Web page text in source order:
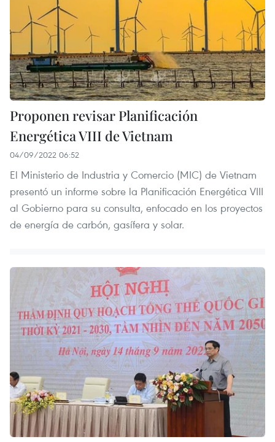
Proponen revisar Planificación
Energética VIII de Vietnam
04/09/2022 06:52
El Ministerio de Industria y Comercio (MIC) de Vietnam
presentó un informe sobre la Planificación Energética VIII
al Gobierno para su consulta, enfocado en los proyectos
de energía de carbón, gasífera y solar.